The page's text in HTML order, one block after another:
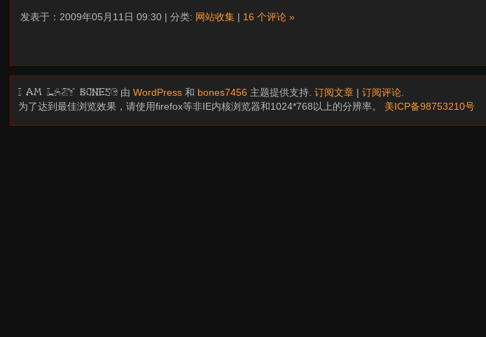
发表于：2009年05月11日 09:30 | 分类: 网站收集 | 16 个评论 »
I am LAZY bones? 由WordPress 和 bones7456 主题提供支持.订阅文章 |订阅评论
为了达到最佳浏览效果，请使用firefox等非IE内核浏览器和1024*768以上的分辨率。 美ICP备98753210号